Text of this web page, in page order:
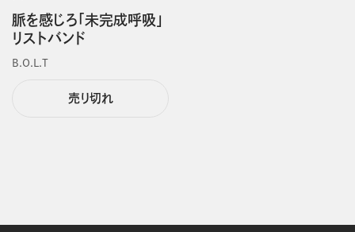
脈を感じろ「未完成呼吸」
リストバンド
B.O.L.T
売り切れ